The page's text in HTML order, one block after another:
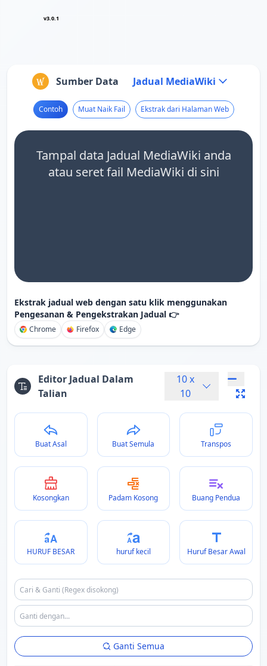
v3.0.1
Sumber Data Jadual MediaWiki
Contoh Muat Naik Fail Ekstrak dari Halaman Web
Tampal data Jadual MediaWiki anda
atau seret fail MediaWiki di sini
Ekstrak jadual web dengan satu klik menggunakan
Pengesanan & Pengekstrakan Jadual 👉
Chrome Firefox Edge
Editor Jadual Dalam
Talian
10 x
10
Buat Asal Buat Semula Transpos
Kosongkan Padam Kosong Buang Pendua
HURUF BESAR huruf kecil Huruf Besar Awal
Ganti Semua